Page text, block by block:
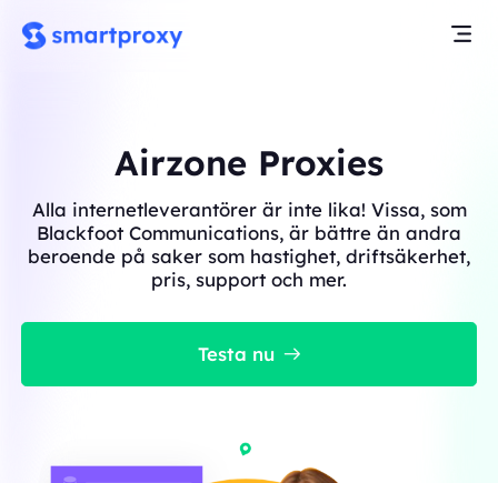
Airzone Proxies
Alla internetleverantörer är inte lika! Vissa, som
Blackfoot Communications, är bättre än andra
beroende på saker som hastighet, driftsäkerhet,
pris, support och mer.
Testa nu